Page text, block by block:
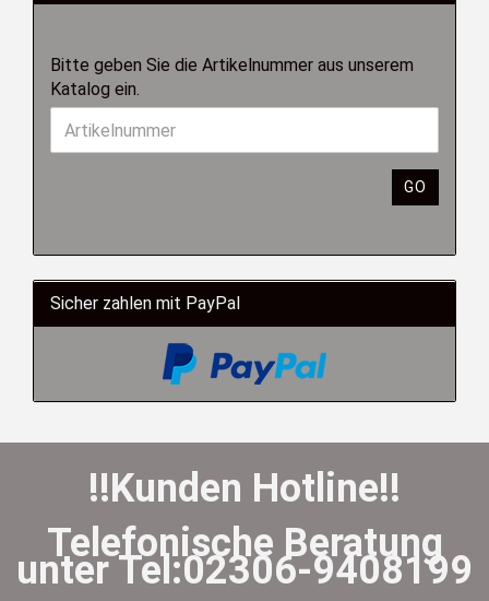
Bitte geben Sie die Artikelnummer aus unserem
Katalog ein.
GO
Sicher zahlen mit PayPal
!!Kunden Hotline!!
Telefonische Beratung
unter Tel:02306-9408199